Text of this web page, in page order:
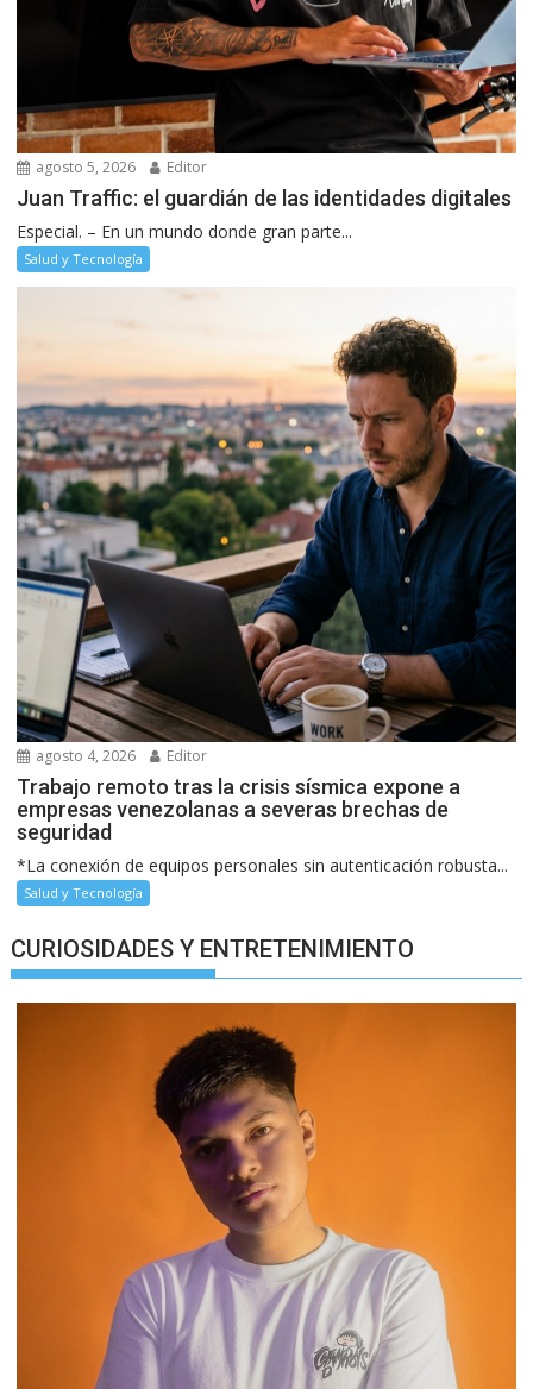
agosto 5, 2026 Editor
Juan Traffic: el guardián de las identidades digitales
Especial. – En un mundo donde gran parte...
Salud y Tecnología
agosto 4, 2026 Editor
Trabajo remoto tras la crisis sísmica expone a
empresas venezolanas a severas brechas de
seguridad
*La conexión de equipos personales sin autenticación robusta...
Salud y Tecnología
CURIOSIDADES Y ENTRETENIMIENTO